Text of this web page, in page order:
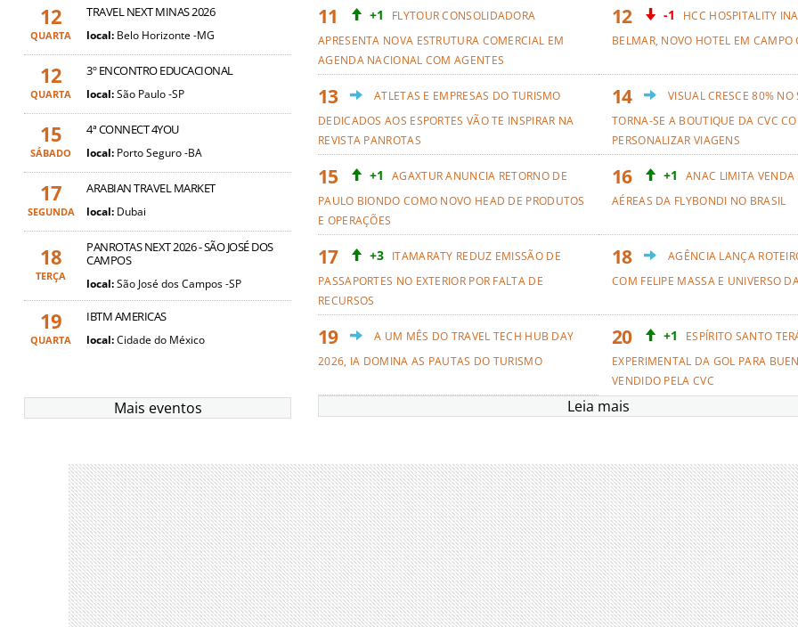
12
QUARTA
TRAVEL NEXT MINAS 2026
local: Belo Horizonte -MG
12
QUARTA
3º ENCONTRO EDUCACIONAL
local:São Paulo -SP
15
SÁBADO
4ª CONNECT 4YOU
local: Porto Seguro -BA
17
SEGUNDA
ARABIAN TRAVEL MARKET
local: Dubai
18
TERÇA
PANROTAS NEXT 2026 - SÃO JOSÉ DOS
CAMPOS
local:São José dos Campos -SP
19
QUARTA
IBTM AMERICAS
local:Cidade do México
Mais eventos
+1
FLYTOUR CONSOLIDADORA
APRESENTA NOVA ESTRUTURA COMERCIAL EM
AGENDA NACIONAL COM AGENTES
-1
HCC HOSPITALITY
BELMAR, NOVO HOTEL EM CAMPO
ATLETAS E EMPRESAS DO TURISMO
DEDICADOS AOS ESPORTES VÃO TE INSPIRAR NA
REVISTA PANROTAS
VISUAL CRESCE 80% NO
TORNA-SE A BOUTIQUE DA CVC
PERSONALIZAR VIAGENS
+1
AGAXTUR ANUNCIA RETORNO DE
PAULO BIONDO COMO NOVO HEAD DE PRODUTOS
E OPERAÇÕES
+1
ANAC LIMITA VENDA
AÉREAS DA FLYBONDI NO BRASIL
+3 ITAMARATY REDUZ EMISSÃO DE
PASSAPORTES NO EXTERIOR POR FALTA DE
RECURSOS
AGÊNCIA LANÇA
COM FELIPE MASSA E UNIVERSO
A UM MÊS DO TRAVEL TECH HUB DAY
2026, IA DOMINA AS PAUTAS DO TURISMO
+1
ESPÍRITO SANTO
EXPERIMENTAL DA GOL PARA
VENDIDO PELA CVC
Leia mais